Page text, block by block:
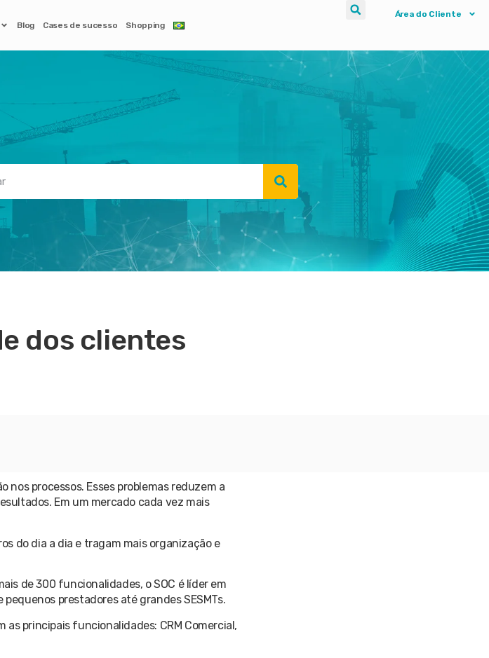
Blog Cases de sucesso Shopping
Área do Cliente
dos clientes
processos. Esses problemas reduzem a
Em um mercado cada vez mais
do dia a dia e tragam mais organização e
de 300 funcionalidades, o SOC é líder em
prestadores até grandes SESMTs.
principais funcionalidades: CRM Comercial,